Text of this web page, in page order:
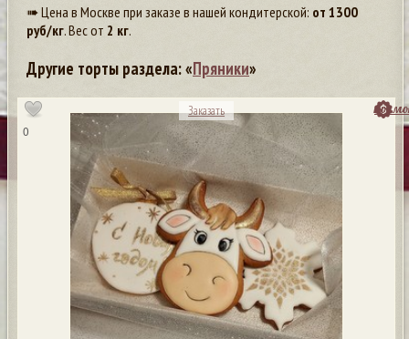
➠ Цена в Москве при заказе в нашей кондитерской: от 1300
руб/кг. Вес от 2 кг.
Другие торты раздела: «Пряники»
0
Заказать